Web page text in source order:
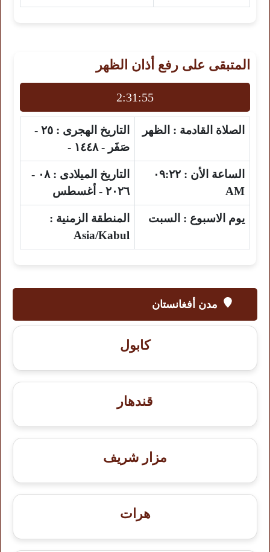
المتبقى على رفع أذان الظهر
2:31:54
الصلاة القادمة : الظهر التاريخ الهجرى :
٢٥ -
صَفَر - ١٤٤٨ -
الساعة الأن : ٠٩:٢٢
AM
التاريخ الميلادى :
٠٨ -
٢٠٢٦ - أغسطس
يوم الاسبوع : السبت
المنطقة الزمنية :
Asia/Kabul
مدن أفغانستان
كابول
قندهار
مزار شريف
هرات